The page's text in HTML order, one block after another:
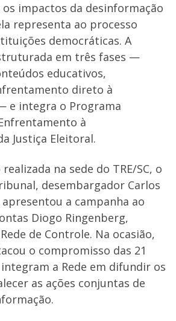
impactos da desinformação
representa ao processo
democráticas. A
em três fases —
educativos,
direto à
e integra o Programa
à
Justiça Eleitoral.
na sede do TRE/SC, o
desembargador Carlos
a campanha ao
Diogo Ringenberg,
de Controle. Na ocasião,
o compromisso das 21
a Rede em difundir os
as ações conjuntas de